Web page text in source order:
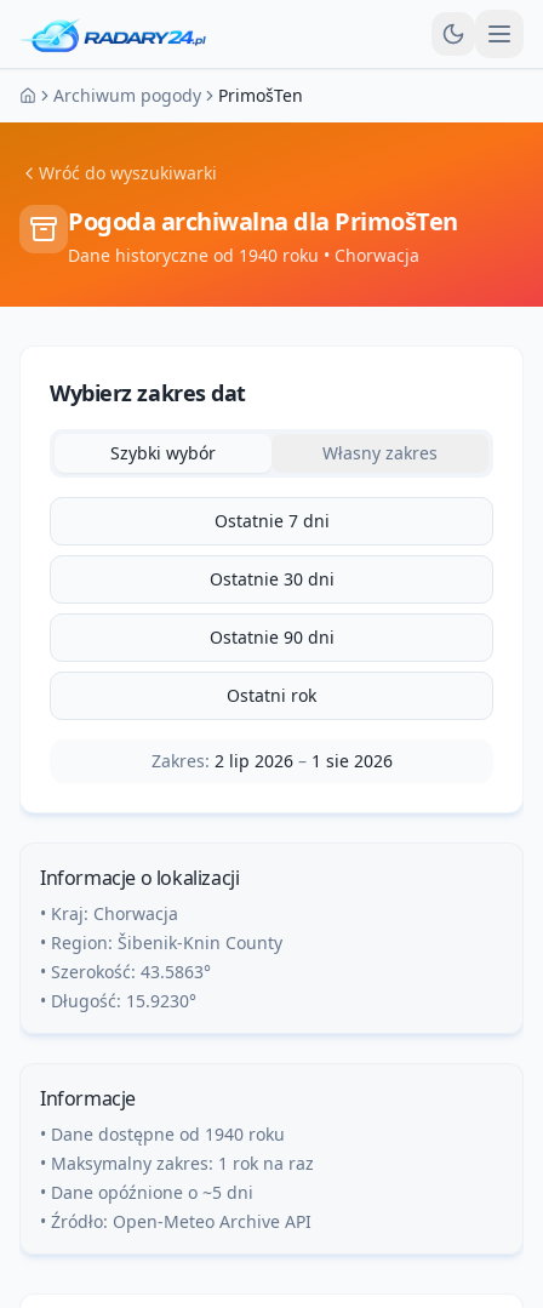
Strona główna
Archiwum pogody PrimošTen
Wróć do wyszukiwarki
Pogoda archiwalna dla PrimošTen
Dane historyczne od 1940 roku • Chorwacja
Wybierz zakres dat
Szybki wybór Własny zakres
Ostatnie 7 dni
Ostatnie 30 dni
Ostatnie 90 dni
Ostatni rok
Zakres: 2 lip 2026– 1 sie 2026
Informacje o lokalizacji
• Kraj: Chorwacja
• Region: Šibenik-Knin County
• Szerokość: 43.5863°
• Długość: 15.9230°
Informacje
• Dane dostępne od 1940 roku
• Maksymalny zakres: 1 rok na raz
• Dane opóźnione o ~5 dni
• Źródło: Open-Meteo Archive API